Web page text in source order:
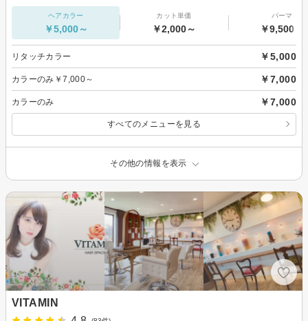
ヘアカラー
￥5,000～
カット単価
￥2,000～
パーマ
￥9,500～
リタッチカラー ￥5,000
カラーのみ￥7,000～ ￥7,000
カラーのみ ￥7,000
すべてのメニューを見る
その他の情報を表示
VITAMIN